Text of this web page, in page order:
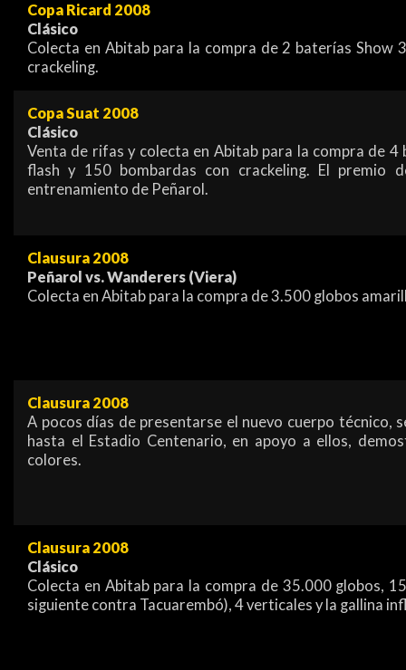
Copa Ricard 2008
Clásico
Colecta en Abitab para la compra de 2 baterías
crackeling.
Copa Suat 2008
Clásico
Venta de rifas y colecta en Abitab para la compra de
flash y 150 bombardas con crackeling. El
entrenamiento de Peñarol.
Clausura 2008
Peñarol vs. Wanderers (Viera)
Colecta en Abitab para la compra de 3.500 globos
Clausura 2008
A pocos días de presentarse el nuevo cuerpo técnico,
hasta el Estadio Centenario, en apoyo a ellos,
colores.
Clausura 2008
Clásico
Colecta en Abitab para la compra de 35.000 globos,
siguiente contra Tacuarembó), 4 verticales y la gallina